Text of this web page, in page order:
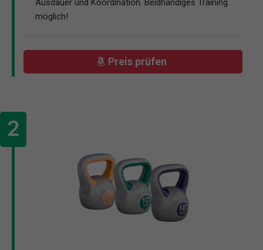
Ausdauer und Koordination. Beidhändiges Training
möglich!
Preis prüfen